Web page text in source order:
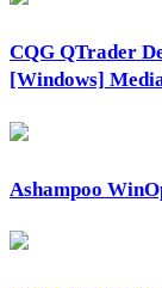
CQG QTrader
[Windows]
Ashampoo